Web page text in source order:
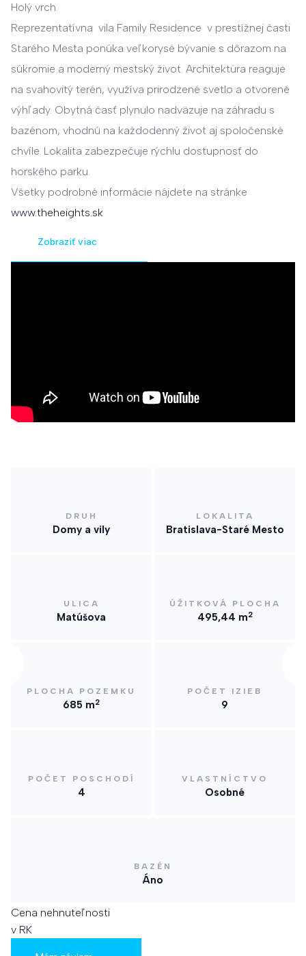
Holý vrch.
Reprezentatívna vila Family Residence v prestížnej časti
Starého Mesta ponúka veľkorysé bývanie s dôrazom na
súkromie a moderný mestský život. Architektúra reaguje
na svahovitý terén, využíva prirodzené svetlo a otvorené
výhľady. Obytná časť plynulo nadväzuje na záhradu s
bazénom, vhodnú na každodenný život aj spoločenské
chvíle. Lokalita zabezpečuje rýchlu dostupnosť do
horského parku.
Všetky podrobné informácie nájdete na stránke
www.theheights.sk
Zobraziť viac
DRUH
Domy a vily
LOKALITA
Bratislava-Staré Mesto
ULICA
Matúšova
ÚŽITKOVÁ PLOCHA
495,44 m2
PLOCHA POZEMKU
685 m2
POČET IZIEB
9
POČET POSCHODÍ
4
VLASTNÍCTVO
Osobné
BAZÉN
Áno
Cena nehnuteľnosti
v RK